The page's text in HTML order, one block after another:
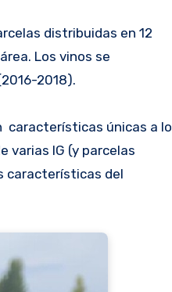
distribuidas en 12
Los vinos se
2018).
características únicas a lo
varias IG (y parcelas
características del